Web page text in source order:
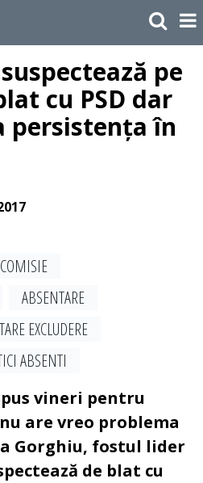
pe
cu PSD dar
persistența în
COMISIE
ABSENTARE
EXCLUDERE
ABSENTI
vineri pentru
are vreo problema
Gorghiu, fostul lider
de blat cu